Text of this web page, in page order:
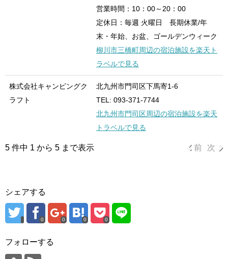
営業時間：10：00～20：00
定休日：毎週 火曜日 長期休業/年
末・年始、お盆、ゴールデンウィーク
柳川市三橋町周辺の宿泊施設を楽天ト
ラベルで見る
株式会社キャンピングク
ラフト
北九州市門司区下馬寄1-6
TEL: 093-371-7744
北九州市門司区周辺の宿泊施設を楽天
トラベルで見る
5 件中 1 から 5 まで表示 前 次
シェアする
0 0 0 0
フォローする